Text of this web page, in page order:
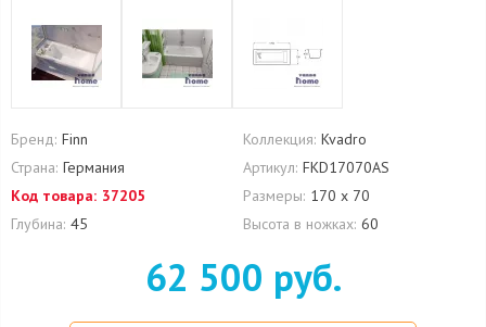
Бренд: Finn Коллекция: Kvadro
Страна: Германия Артикул: FKD17070AS
Код товара: 37205 Размеры: 170 х 70
Глубина: 45 Высота в ножках: 60
62 500 руб.